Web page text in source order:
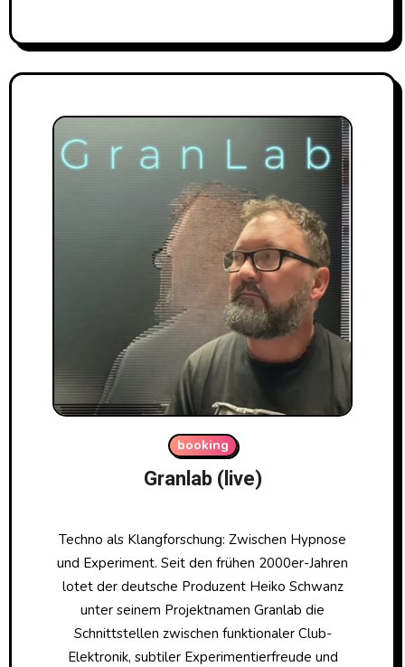
booking
Granlab (live)
Techno als Klangforschung: Zwischen Hypnose
und Experiment. Seit den frühen 2000er-Jahren
lotet der deutsche Produzent Heiko Schwanz
unter seinem Projektnamen Granlab die
Schnittstellen zwischen funktionaler Club-
Elektronik, subtiler Experimentierfreude und